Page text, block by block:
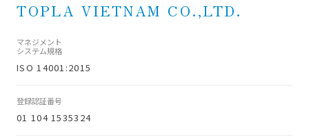
TOPLA VIETNAM CO.,LTD.
マネジメント
システム規格
ISO 14001:2015
登録認証番号
01 104 1535324